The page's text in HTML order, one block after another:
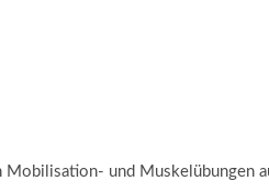
und Muskelübungen